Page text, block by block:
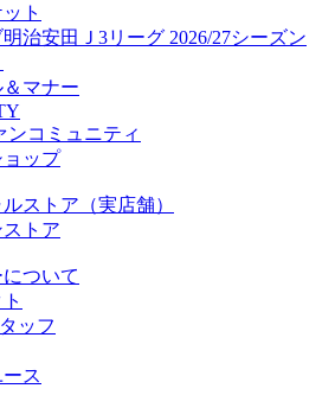
ラディーア）
トナー企業
集
ティ
クト
ト
治安田Ｊ3リーグ 2026/27シーズン
マナー
ンコミュニティ
ップ
ストア（実店舗）
トア
ついて
ッフ
ス